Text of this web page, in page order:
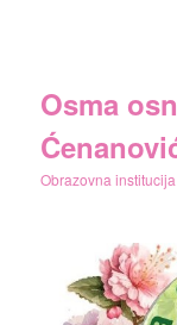
Osma
Obrazovna institucija